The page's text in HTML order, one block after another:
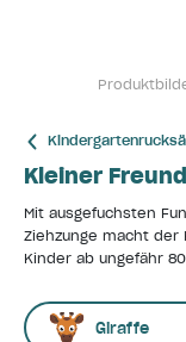
Kleiner
Mit ausgefuchsten
Ziehzunge macht der
Kinder ab ungefähr
Giraffe